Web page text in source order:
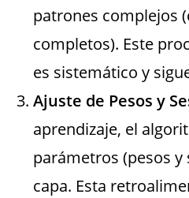
patrones complejos
completos). Este
es sistemático y
Ajuste de Pesos y
aprendizaje, el
parámetros (pesos y
capa. Esta